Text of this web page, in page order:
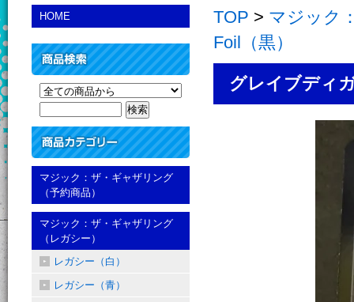
TOP > マジック
Foil（黒）
グレイブディ
HOME
マジック：ザ・ギャザリング
（予約商品）
マジック：ザ・ギャザリング
（レガシー）
レガシー（白）
レガシー（青）